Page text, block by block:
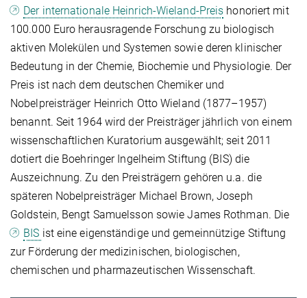
Der internationale Heinrich-Wieland-Preis honoriert mit
100.000 Euro herausragende Forschung zu biologisch
aktiven Molekülen und Systemen sowie deren klinischer
Bedeutung in der Chemie, Biochemie und Physiologie. Der
Preis ist nach dem deutschen Chemiker und
Nobelpreisträger Heinrich Otto Wieland (1877–1957)
benannt. Seit 1964 wird der Preisträger jährlich von einem
wissenschaftlichen Kuratorium ausgewählt; seit 2011
dotiert die Boehringer Ingelheim Stiftung (BIS) die
Auszeichnung. Zu den Preisträgern gehören u.a. die
späteren Nobelpreisträger Michael Brown, Joseph
Goldstein, Bengt Samuelsson sowie James Rothman. Die
BIS ist eine eigenständige und gemeinnützige Stiftung
zur Förderung der medizinischen, biologischen,
chemischen und pharmazeutischen Wissenschaft.